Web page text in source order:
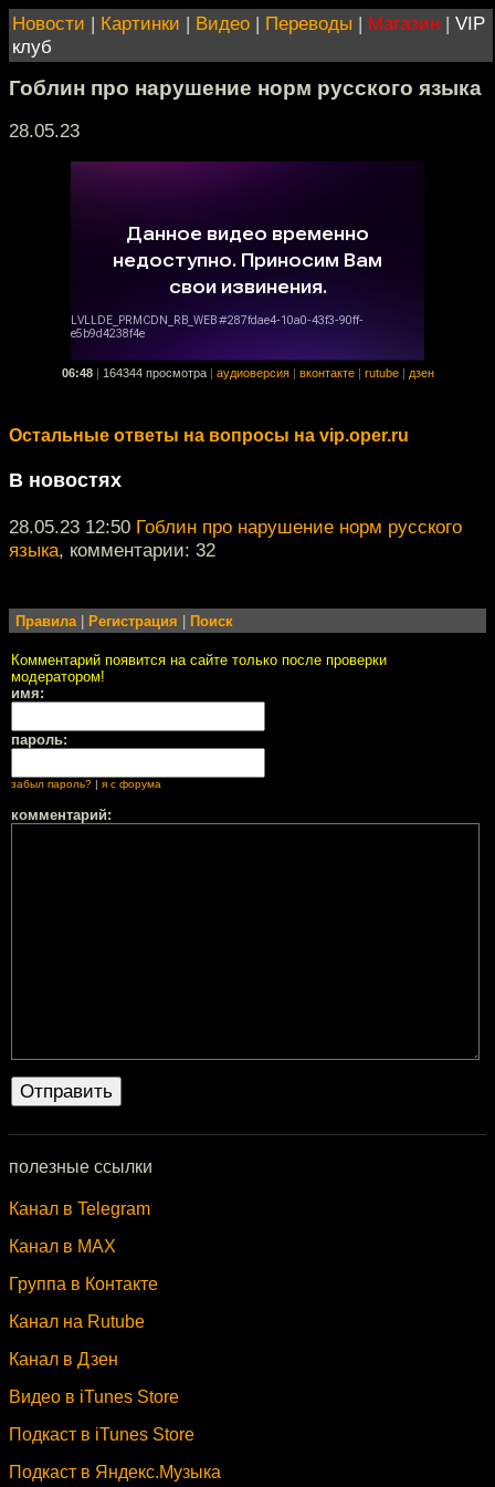
Новости | Картинки | Видео | Переводы | Магазин | VIP
клуб
Гоблин про нарушение норм русского языка
28.05.23
06:48 164344 просмотра аудиоверсия вконтакте rutube дзен
Остальные ответы на вопросы на vip.oper.ru
В новостях
28.05.23 12:50 Гоблин про нарушение норм русского
языка, комментарии: 32
Правила| Регистрация Поиск
Комментарий появится на сайте только после проверки
модератором!
имя:
пароль:
забыл пароль? я с форума
комментарий:
полезные ссылки
Канал в Telegram
Канал в MAX
Группа в Контакте
Канал на Rutube
Канал в Дзен
Видео в iTunes Store
Подкаст в iTunes Store
Подкаст в Яндекс.Музыка